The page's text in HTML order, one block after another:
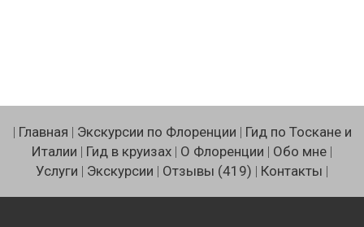
| Главная | Экскурсии по Флоренции | Гид по Тоскане и
Италии | Гид в круизах | О Флоренции | Обо мне |
Услуги | Экскурсии | Отзывы (419) | Контакты |